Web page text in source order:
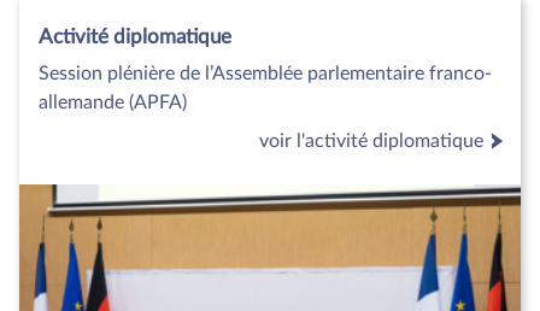
Activité diplomatique
Session plénière de l’Assemblée parlementaire franco-
allemande (APFA)
voir l'activité diplomatique